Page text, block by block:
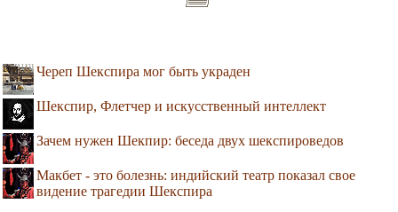
Череп Шекспира мог быть украден
Шекспир, Флетчер и искусственный интеллект
Зачем нужен Шекпир: беседа двух шекспироведов
Макбет - это болезнь: индийский театр показал свое
видение трагедии Шекспира